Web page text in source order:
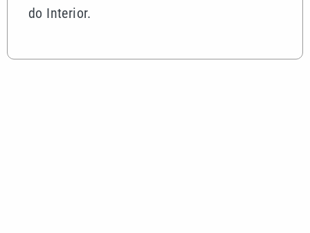
do Interior.